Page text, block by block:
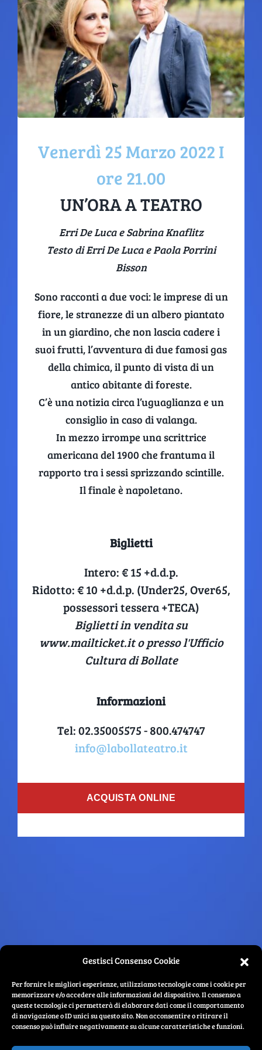
Gestisci Consenso Cookie
Per fornire le migliori esperienze, utilizziamo tecnologie come i cookie per
memorizzare e/o accedere alle informazioni del dispositivo. Il consenso a
queste tecnologie ci permetterà di elaborare dati come il comportamento
di navigazione o ID unici su questo sito. Non acconsentire o ritirare il
consenso può influire negativamente su alcune caratteristiche e funzioni.
STAGIONE TEATRALE
BIGLIETTERIA
SCUOLE A TEATRO
SOSTIENI LABOLLA
Venerdì 25 Marzo 2022 I
ore 21.00
UN’ORA A TEATRO
Erri De Luca e Sabrina Knaflitz
Testo di Erri De Luca e Paola Porrini
Bisson
Sono racconti a due voci: le imprese di un
fiore, le stranezze di un albero piantato
in un giardino, che non lascia cadere i
suoi frutti, l’avventura di due famosi gas
della chimica, il punto di vista di un
antico abitante di foreste.
C’è una notizia circa l’uguaglianza e un
consiglio in caso di valanga.
In mezzo irrompe una scrittrice
americana del 1900 che frantuma il
rapporto tra i sessi sprizzando scintille.
Il finale è napoletano.
Biglietti
Intero: € 15 +d.d.p.
Ridotto: € 10 +d.d.p. (Under25, Over65,
possessori tessera +TECA)
Biglietti in vendita su
www.mailticket.it o presso l'Ufficio
Cultura di Bollate
Informazioni
Tel: 02.35005575 - 800.474747
info@labollateatro.it
ACQUISTA ONLINE
CONTATTI COME RAGGIUNGERCI
Comune di Bollate – Piazza Aldo Moro, 1 20021- Bollate (MI) P.IVA: 00801220153